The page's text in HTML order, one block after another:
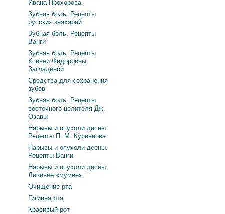
Ивана Прохорова
Зубная боль. Рецепты
русских знахарей
Зубная боль. Рецепты
Ванги
Зубная боль. Рецепты
Ксении Федоровны
Загладиной
Средства для сохранения
зубов
Зубная боль. Рецепты
восточного целителя Дж.
Озавы
Нарывы и опухоли десны.
Рецепты П. М. Куреннова
Нарывы и опухоли десны.
Рецепты Ванги
Нарывы и опухоли десны.
Лечение «мумие»
Очищение рта
Гигиена рта
Красивый рот